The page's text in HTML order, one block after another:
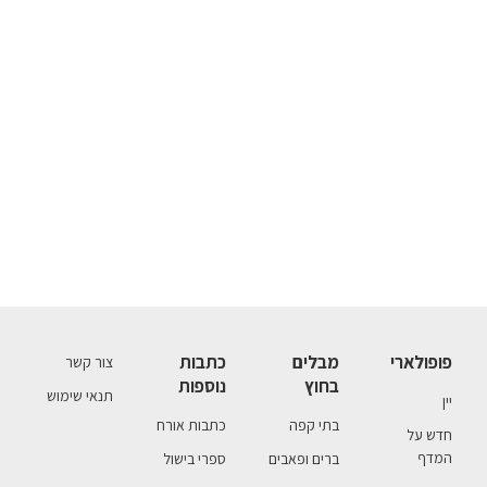
פופולארי
יין
חדש על
המדף
מבלים
בחוץ
בתי קפה
ברים ופאבים
כתבות
נוספות
כתבות אורח
ספרי בישול
צור קשר
תנאי שימוש